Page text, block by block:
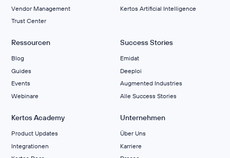
Vendor Management
Trust Center
Kertos Artificial Intelligence
Ressourcen
Blog
Guides
Events
Webinare
Success Stories
Emidat
Deeploi
Augmented Industries
Alle Success Stories
Kertos Academy
Product Updates
Integrationen
Unternehmen
Über Uns
Karriere